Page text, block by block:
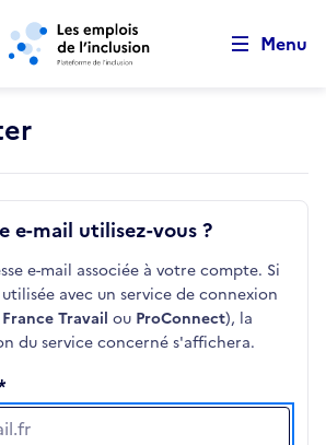
Aller au contenu principal
Menu
e-mail utilisez-vous ?
e-mail associée à votre compte. Si
avec un service de connexion
France Travail ou ProConnect), la
du service concerné s'affichera.
pagecookies